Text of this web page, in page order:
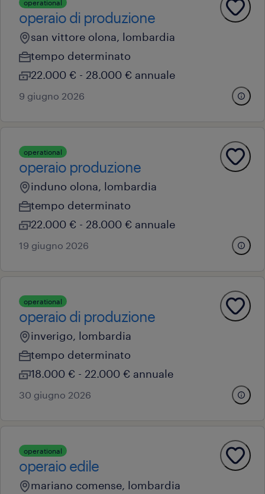
operational
operaio di produzione
san vittore olona, lombardia
tempo determinato
22.000 € - 28.000 € annuale
9 giugno 2026
operational
operaio produzione
induno olona, lombardia
tempo determinato
22.000 € - 28.000 € annuale
19 giugno 2026
operational
operaio di produzione
inverigo, lombardia
tempo determinato
18.000 € - 22.000 € annuale
30 giugno 2026
operational
operaio edile
mariano comense, lombardia